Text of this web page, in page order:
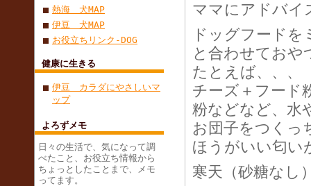
熱海 犬MAP
伊豆 犬MAP
お役立ちリンク-DOG
健康に生きる
伊豆 カラダにやさしいマ
ップ
よろずメモ
日々の生活で、気になって調
べたこと、お役立ち情報から
ちょっとしたことまで、メモ
ってます。
ママにアドバイ
ドッグフード
と合わせておや
たとえば、、、
チーズ＋フード
粉などなど、水
お団子をつくっ
ほうがいい匂い
寒天（砂糖なし